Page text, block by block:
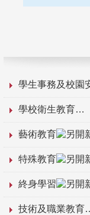
學生事務及校園
學校衛生教育
藝術教育
特殊教育
終身學習
技術及職業教育